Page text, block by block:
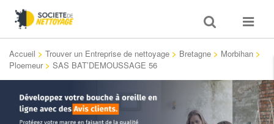
Toggle
search
Toggle
Accueil > Trouver un Entreprise de nettoyage > Bretagne > Morbihan >
Ploemeur > SAS BAT’DEMOUSSAGE 56